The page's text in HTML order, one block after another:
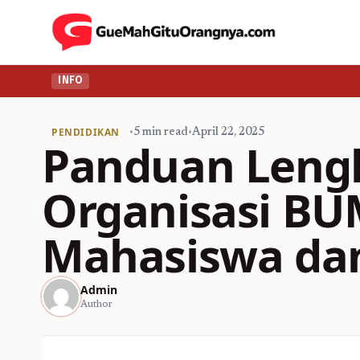
INFO
PENDIDIKAN •5 min read•April 22, 2025
Panduan
Organisasi
Mahasiswa
Admin
Author